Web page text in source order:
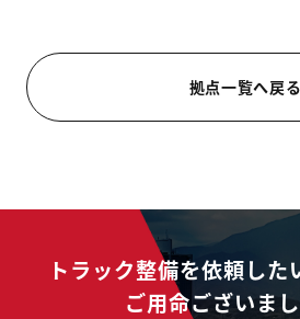
拠点一覧へ戻る
トラック整備を依頼した
ご用命ございま